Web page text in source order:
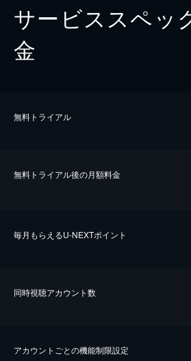
サービススペッ
金
無料トライアル
無料トライアル後の⽉額料金
毎⽉もらえるU-NEXTポイント
同時視聴アカウント数
アカウントごとの機能制限設定